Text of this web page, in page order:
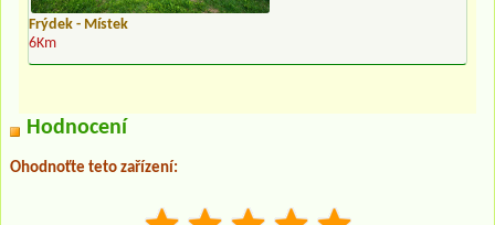
Frýdek - Místek
6Km
Hodnocení
Ohodnoťte teto zařízení: